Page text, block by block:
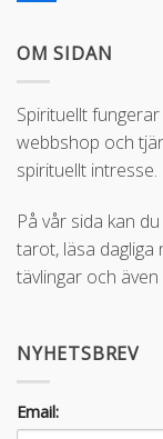
OM SIDAN
Spirituellt
webbshop och
spirituellt intresse.
På vår sida kan
tarot, läsa dagliga
tävlingar och
NYHETSBREV
Email: